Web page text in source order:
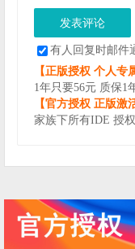
有人回复时邮件
【正版授权 个人专
1年只要56元 质保1
【官方授权 正版激
家族下所有IDE 授权